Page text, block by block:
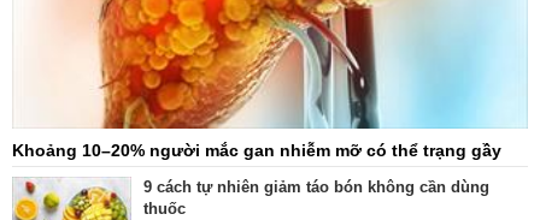
Khoảng 10–20% người mắc gan nhiễm mỡ có thể trạng gầy
9 cách tự nhiên giảm táo bón không cần dùng
thuốc